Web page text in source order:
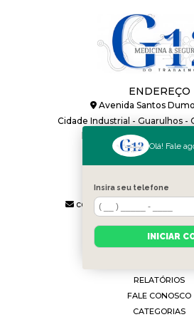
ENDEREÇO
Avenida Santos
Cidade Industrial - Guarulhos -
HORÁRIO DE
Segunda a Sexta: 08h
CONTATOS
(11) 91120-4270
MENU
INÍCIO
SOBRE
RELATÓRIOS
FALE CONOSCO
CATEGORIAS
Olá! Fale
Insira seu telefone
INICIAR